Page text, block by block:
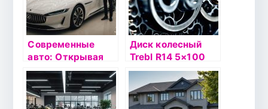
Современные
авто: Открывая
новые горизонты
с Diler Omoda в
Краснодаре
Диск колесный
Trebl R14 5×100
35/57,1 черный